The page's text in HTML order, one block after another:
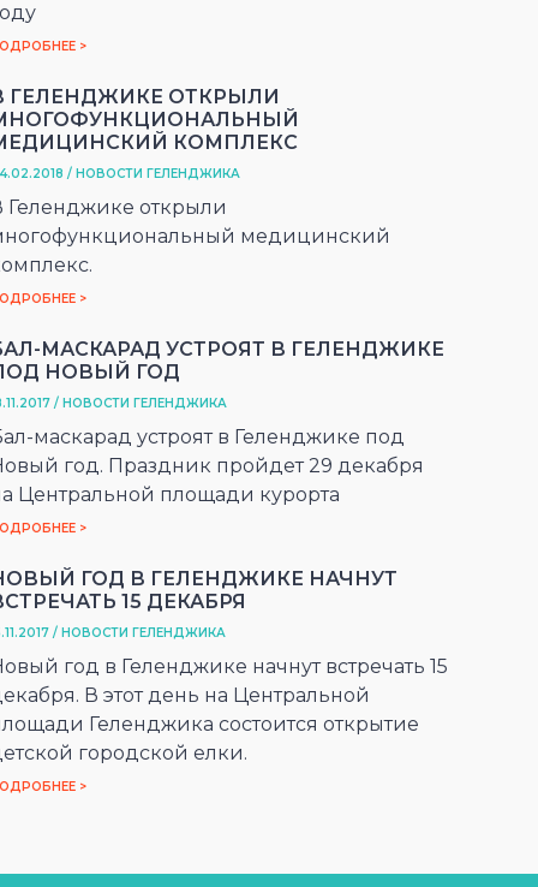
>
ГЕЛЕНДЖИКЕ ОТКРЫЛИ
КОМПЛЕКС
/ НОВОСТИ ГЕЛЕНДЖИКА
Геленджике открыли
медицинский
>
МАСКАРАД УСТРОЯТ В ГЕЛЕНДЖИКЕ
НОВЫЙ ГОД
/ НОВОСТИ ГЕЛЕНДЖИКА
маскарад устроят в Геленджике под
год. Праздник пройдет 29 декабря
Центральной площади курорта
>
ГОД В ГЕЛЕНДЖИКЕ НАЧНУТ
15 ДЕКАБРЯ
/ НОВОСТИ ГЕЛЕНДЖИКА
год в Геленджике начнут встречать 15
В этот день на Центральной
Геленджика состоится открытие
городской елки.
>